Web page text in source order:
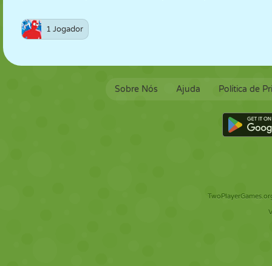
1 Jogador
Sobre Nós Ajuda Política de